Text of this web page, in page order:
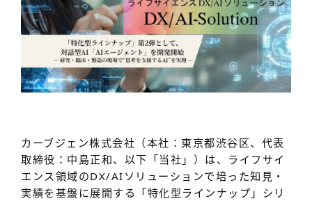
カーブジェン株式会社（本社：東京都渋谷区、代表
取締役：中島正和、以下「当社」）は、ライフサイ
エンス領域のDX/AIソリューションで培った知見・
実績を基盤に展開する「特化型ラインナップ」シリ